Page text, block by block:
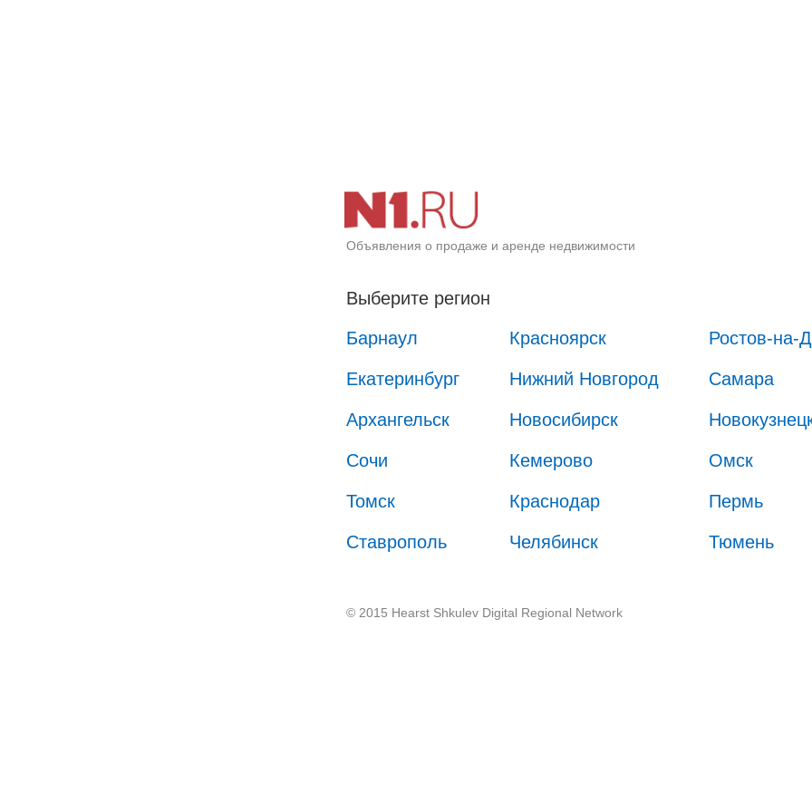
Объявления о продаже и аренде недвижимости
Выберите регион
Барнаул
Красноярск Ростов-на-
Екатеринбург Нижний Новгород Самара
Архангельск Новосибирск
Сочи Кемерово Омск
Томск Краснодар Пермь
Ставрополь Челябинск Тюмень
© 2015 Hearst Shkulev Digital Regional Network